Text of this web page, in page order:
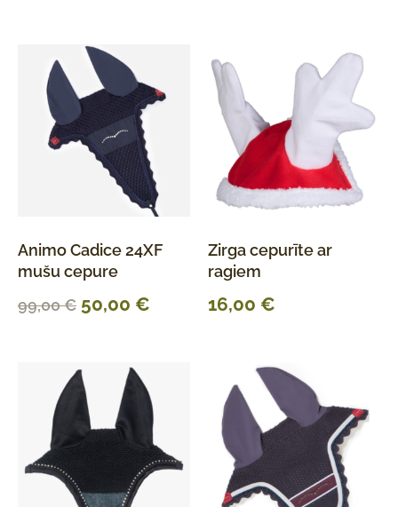
Animo Cadice 24XF
mušu cepure
99,00€ 50,00 €
Zirga cepurīte ar
ragiem
16,00 €